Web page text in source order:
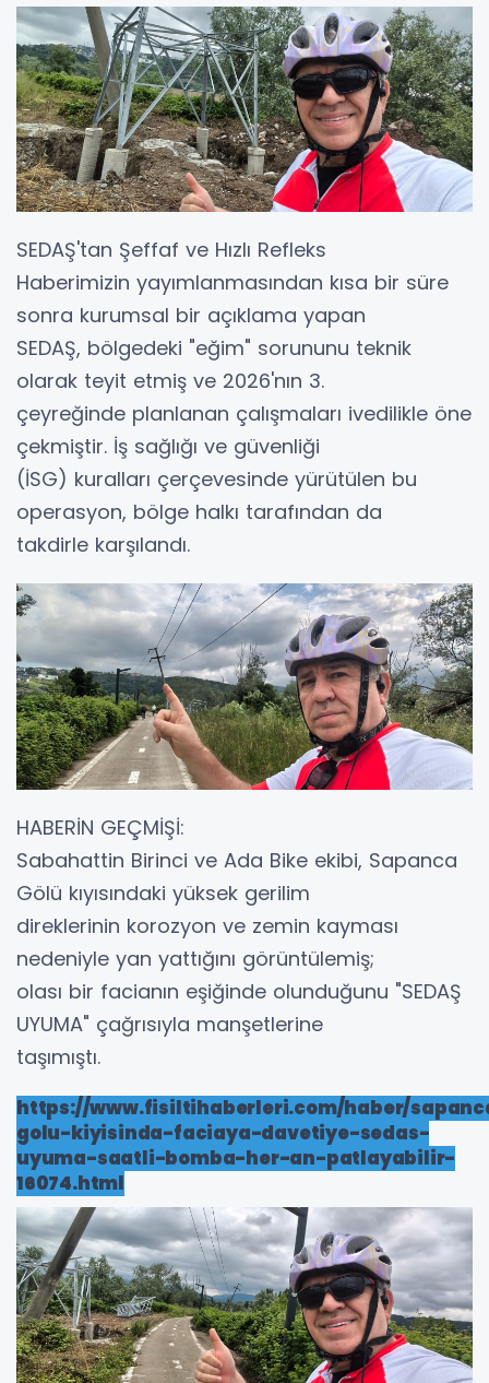
SEDAŞ'tan Şeffaf ve Hızlı Refleks
Haberimizin yayımlanmasından kısa bir süre
sonra kurumsal bir açıklama yapan
SEDAŞ, bölgedeki "eğim" sorununu teknik
olarak teyit etmiş ve 2026'nın 3.
çeyreğinde planlanan çalışmaları ivedilikle öne
çekmiştir. İş sağlığı ve güvenliği
(İSG) kuralları çerçevesinde yürütülen bu
operasyon, bölge halkı tarafından da
takdirle karşılandı.
HABERİN GEÇMİŞİ:
Sabahattin Birinci ve Ada Bike ekibi, Sapanca
Gölü kıyısındaki yüksek gerilim
direklerinin korozyon ve zemin kayması
nedeniyle yan yattığını görüntülemiş;
olası bir facianın eşiğinde olunduğunu "SEDAŞ
UYUMA" çağrısıyla manşetlerine
taşımıştı.
https://www.fisiltihaberleri.com/haber/
golu-kiyisinda-faciaya-davetiye-sedas-
uyuma-saatli-bomba-her-an-patlayabilir-
16074.html